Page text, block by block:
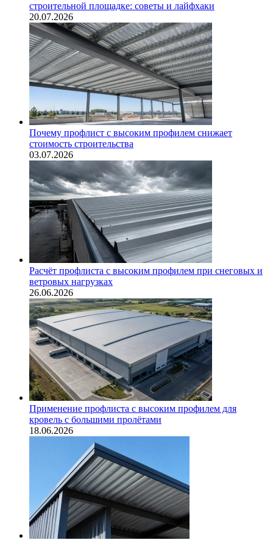
строительной площадке: советы и лайфхаки
20.07.2026
Почему профлист с высоким профилем снижает
стоимость строительства
03.07.2026
Расчёт профлиста с высоким профилем при снеговых и
ветровых нагрузках
26.06.2026
Применение профлиста с высоким профилем для
кровель с большими пролётами
18.06.2026